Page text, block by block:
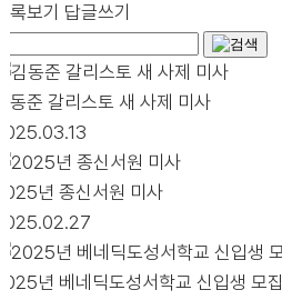
록보기 답글쓰기
동준 갈리스토 새 사제 미사
년 종신서원 미사
년 베네딕도성서학교 신입생 모집